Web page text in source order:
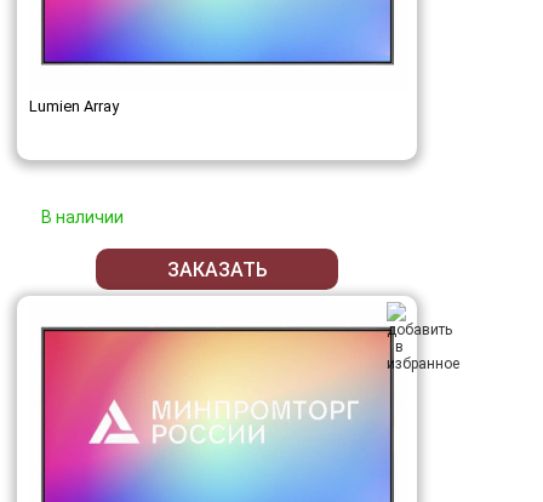
Lumien Array
В наличии
ЗАКАЗАТЬ